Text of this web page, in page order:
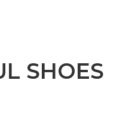
SHOES